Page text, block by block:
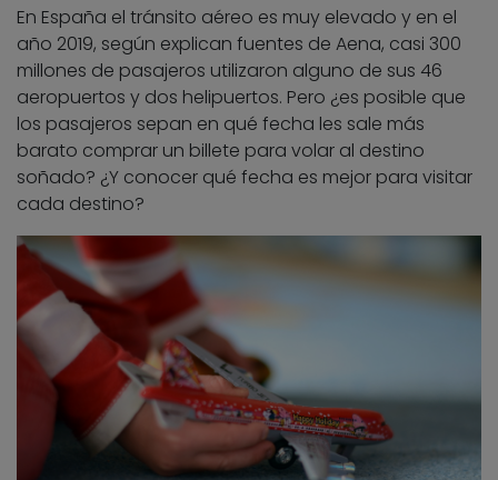
En España el tránsito aéreo es muy elevado y en el
año 2019, según explican fuentes de Aena, casi 300
millones de pasajeros utilizaron alguno de sus 46
aeropuertos y dos helipuertos. Pero ¿es posible que
los pasajeros sepan en qué fecha les sale más
barato comprar un billete para volar al destino
soñado? ¿Y conocer qué fecha es mejor para visitar
cada destino?